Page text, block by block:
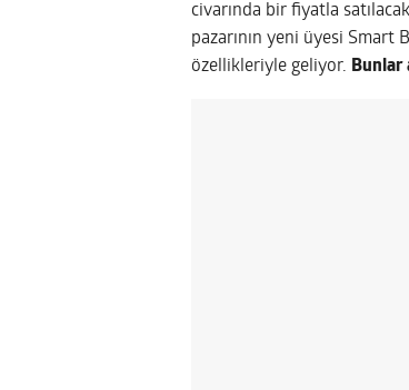
civarında bir fiyatla
pazarının yeni üyesi Smart
özellikleriyle geliyor. Bunlar